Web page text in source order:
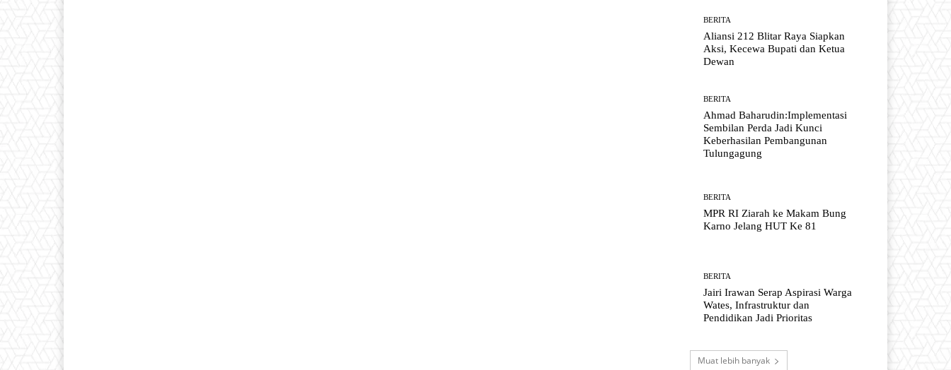
BERITA
Aliansi 212 Blitar Raya Siapkan
Aksi, Kecewa Bupati dan Ketua
Dewan
BERITA
Ahmad Baharudin:Implementasi
Sembilan Perda Jadi Kunci
Keberhasilan Pembangunan
Tulungagung
BERITA
MPR RI Ziarah ke Makam Bung
Karno Jelang HUT Ke 81
BERITA
Jairi Irawan Serap Aspirasi Warga
Wates, Infrastruktur dan
Pendidikan Jadi Prioritas
Muat lebih banyak